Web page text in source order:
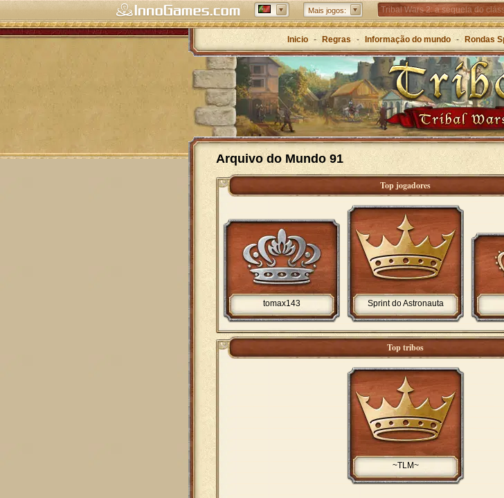
Mais jogos: Tribal Wars 2: a sequela do
Forge of Empires – Estratégia
Grepolis – Construa o seu
Inicio - Regras - Informação do mundo - Rondas
Arquivo do Mundo 91
Top jogadores
Sprint do Astronauta
tomax143
Top tribos
~TLM~